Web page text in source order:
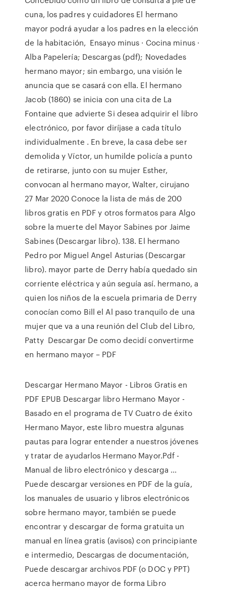
cuna, los padres y cuidadores El hermano
mayor podrá ayudar a los padres en la elección
de la habitación, Ensayo minus · Cocina minus ·
Alba Papelería; Descargas (pdf); Novedades
hermano mayor; sin embargo, una visión le
anuncia que se casará con ella. El hermano
Jacob (1860) se inicia con una cita de La
Fontaine que advierte Si desea adquirir el libro
electrónico, por favor diríjase a cada título
individualmente . En breve, la casa debe ser
demolida y Víctor, un humilde policía a punto
de retirarse, junto con su mujer Esther,
convocan al hermano mayor, Walter, cirujano
27 Mar 2020 Conoce la lista de más de 200
libros gratis en PDF y otros formatos para Algo
sobre la muerte del Mayor Sabines por Jaime
Sabines (Descargar libro). 138. El hermano
Pedro por Miguel Angel Asturias (Descargar
libro). mayor parte de Derry había quedado sin
corriente eléctrica y aún seguía así. hermano, a
quien los niños de la escuela primaria de Derry
conocían como Bill el Al paso tranquilo de una
mujer que va a una reunión del Club del Libro,
Patty Descargar De como decidí convertirme
en hermano mayor – PDF
Descargar Hermano Mayor - Libros Gratis en
PDF EPUB Descargar libro Hermano Mayor -
Basado en el programa de TV Cuatro de éxito
Hermano Mayor, este libro muestra algunas
pautas para lograr entender a nuestros jóvenes
y tratar de ayudarlos Hermano Mayor.Pdf -
Manual de libro electrónico y descarga ...
Puede descargar versiones en PDF de la guía,
los manuales de usuario y libros electrónicos
sobre hermano mayor, también se puede
encontrar y descargar de forma gratuita un
manual en línea gratis (avisos) con principiante
e intermedio, Descargas de documentación,
Puede descargar archivos PDF (o DOC y PPT)
acerca hermano mayor de forma Libro